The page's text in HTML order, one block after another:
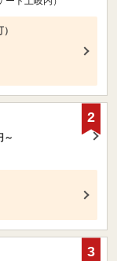
～
2
3